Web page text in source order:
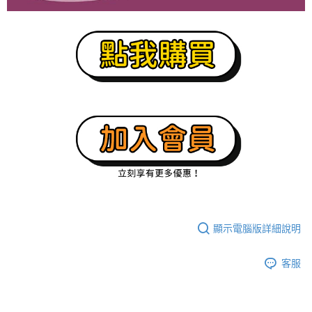
顯示電腦版詳細說明
客服